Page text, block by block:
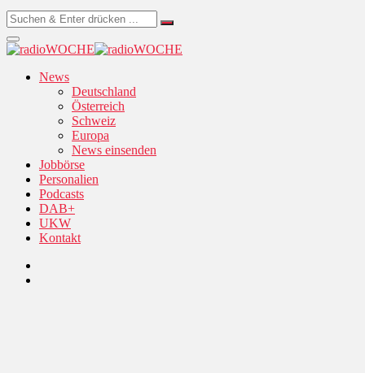
News
Deutschland
Österreich
Schweiz
Europa
News einsenden
Jobbörse
Personalien
Podcasts
DAB+
UKW
Kontakt